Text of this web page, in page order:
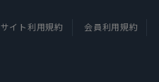
サイト利用規約 会員利用規約